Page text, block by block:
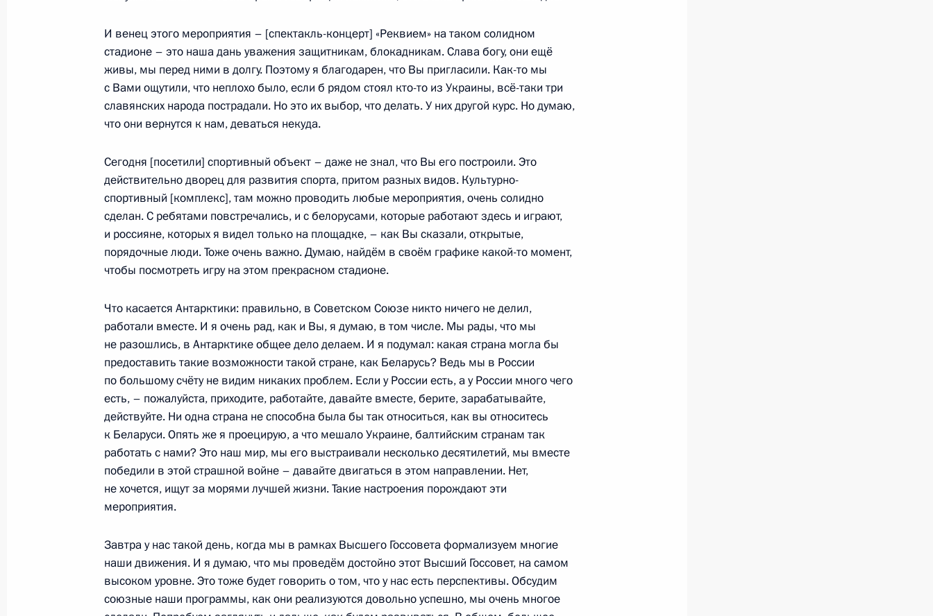
Спектакль-концерт по случаю 80-летия полного освобождения
Ленинграда от фашистской блокады
27 января 2024 года, 18:35
Открытие мемориала мирным жителям СССР – жертвам
нацистского геноцида в годы Великой Отечественной войны
27 января 2024 года, 17:10
80-летие снятия блокады Ленинграда
27 января 2024 года, 13:00
29 января в Санкт-Петербурге состоится заседание Высшего
Государственного Совета Союзного государства
27 января 2024 года, 12:00
Президенту Индии Дроупади Мурму и Премьер-министру Индии
Нарендре Моди
26 января 2024 года, 09:00
общественных форматах взаимодействия «Группы двадцати»
25 января 2024 года, 18:00
И венец этого мероприятия – [спектакль-концерт] «Реквием» на таком солидном
стадионе – это наша дань уважения защитникам, блокадникам. Слава богу, они ещё
живы, мы перед ними в долгу. Поэтому я благодарен, что Вы пригласили. Как-то мы
с Вами ощутили, что неплохо было, если б рядом стоял кто-то из Украины, всё-таки три
славянских народа пострадали. Но это их выбор, что делать. У них другой курс. Но думаю,
что они вернутся к нам, деваться некуда.
Сегодня [посетили] спортивный объект – даже не знал, что Вы его построили. Это
действительно дворец для развития спорта, притом разных видов. Культурно-
спортивный [комплекс], там можно проводить любые мероприятия, очень солидно
сделан. С ребятами повстречались, и с белорусами, которые работают здесь и играют,
и россияне, которых я видел только на площадке, – как Вы сказали, открытые,
порядочные люди. Тоже очень важно. Думаю, найдём в своём графике какой-то момент,
чтобы посмотреть игру на этом прекрасном стадионе.
Что касается Антарктики: правильно, в Советском Союзе никто ничего не делил,
работали вместе. И я очень рад, как и Вы, я думаю, в том числе. Мы рады, что мы
не разошлись, в Антарктике общее дело делаем. И я подумал: какая страна могла бы
предоставить такие возможности такой стране, как Беларусь? Ведь мы в России
по большому счёту не видим никаких проблем. Если у России есть, а у России много чего
есть, – пожалуйста, приходите, работайте, давайте вместе, берите, зарабатывайте,
действуйте. Ни одна страна не способна была бы так относиться, как вы относитесь
к Беларуси. Опять же я проецирую, а что мешало Украине, балтийским странам так
работать с нами? Это наш мир, мы его выстраивали несколько десятилетий, мы вместе
победили в этой страшной войне – давайте двигаться в этом направлении. Нет,
не хочется, ищут за морями лучшей жизни. Такие настроения порождают эти
мероприятия.
Завтра у нас такой день, когда мы в рамках Высшего Госсовета формализуем многие
наши движения. И я думаю, что мы проведём достойно этот Высший Госсовет, на самом
высоком уровне. Это тоже будет говорить о том, что у нас есть перспективы. Обсудим
союзные наши программы, как они реализуются довольно успешно, мы очень многое